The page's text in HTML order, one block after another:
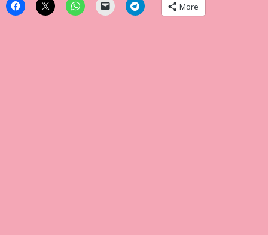
More